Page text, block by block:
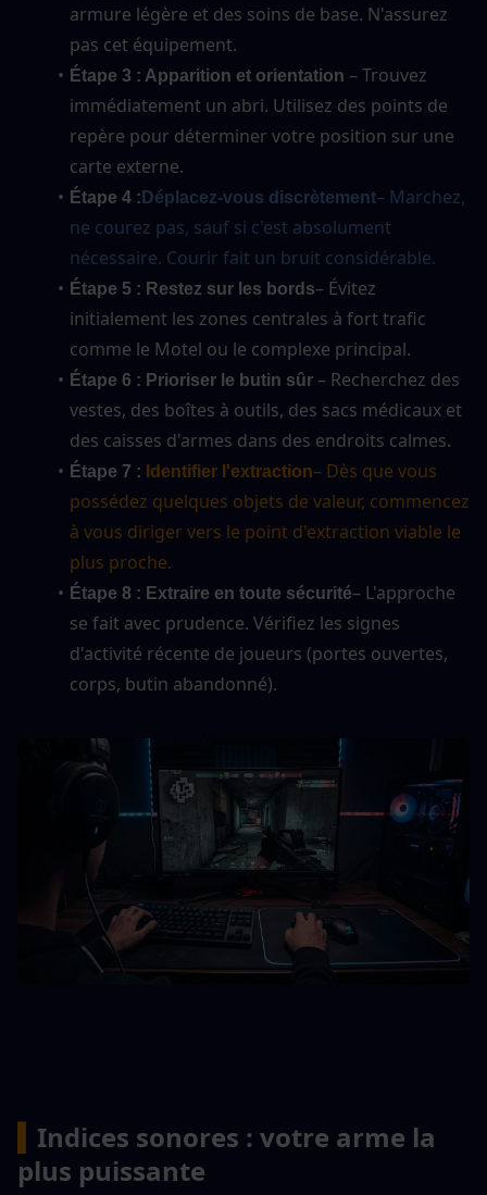
armure légère et des soins de base. N'assurez
pas cet équipement.
Étape 3 : Apparition et orientation – Trouvez
immédiatement un abri. Utilisez des points de
repère pour déterminer votre position sur une
carte externe.
Étape 4 : Déplacez-vous discrètement– Marchez,
ne courez pas, sauf si c'est absolument
nécessaire. Courir fait un bruit considérable.
Étape 5 : Restez sur les bords– Évitez
initialement les zones centrales à fort trafic
comme le Motel ou le complexe principal.
Étape 6 : Prioriser le butin sûr – Recherchez des
vestes, des boîtes à outils, des sacs médicaux et
des caisses d'armes dans des endroits calmes.
Étape 7 : Identifier l'extraction– Dès que vous
possédez quelques objets de valeur, commencez
à vous diriger vers le point d'extraction viable le
plus proche.
Étape 8 : Extraire en toute sécurité– L'approche
se fait avec prudence. Vérifiez les signes
d'activité récente de joueurs (portes ouvertes,
corps, butin abandonné).
Indices sonores : votre arme la
plus puissante